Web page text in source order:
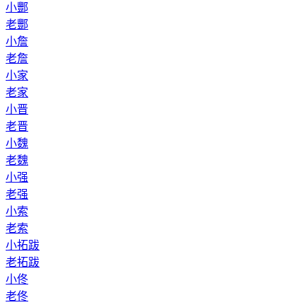
小酆
老酆
小詹
老詹
小家
老家
小晋
老晋
小魏
老魏
小强
老强
小索
老索
小拓跋
老拓跋
小佟
老佟